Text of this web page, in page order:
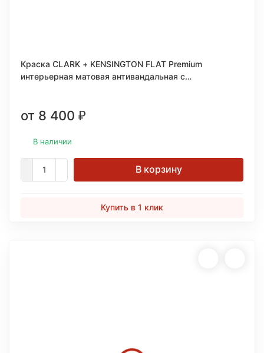
Краска CLARK + KENSINGTON FLAT Premium
интерьерная матовая антивандальная c
от 8 400 ₽
В наличии
В корзину
Купить в 1 клик